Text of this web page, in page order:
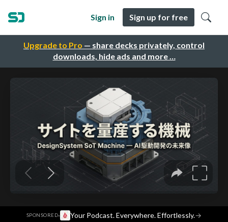
Upgrade to Pro — share decks privately, control
downloads, hide ads and more …
Sign in Sign up for free
SPONSORED· Your Podcast. Everywhere. Effortlessly.→